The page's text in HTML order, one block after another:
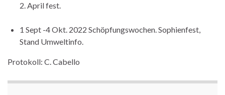
2. April fest.
1 Sept -4 Okt. 2022 Schöpfungswochen. Sophienfest,
Stand Umweltinfo.
Protokoll: C. Cabello